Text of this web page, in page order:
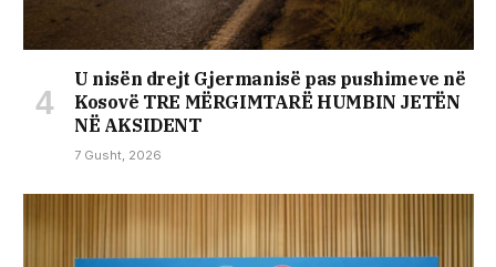
U nisën drejt Gjermanisë pas pushimeve në
Kosovë TRE MËRGIMTARË HUMBIN JETËN
NË AKSIDENT
7 Gusht, 2026